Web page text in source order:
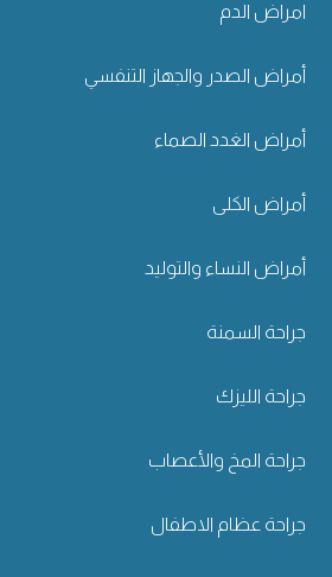
امراض الدم
أمراض الصدر والجهاز التنفسي
أمراض الغدد الصماء
أمراض الكلى
أمراض النساء والتوليد
جراحة السمنة
جراحة الليزك
جراحة المخ والأعصاب
جراحة عظام الاطفال